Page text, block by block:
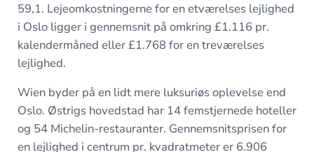
59,1. Lejeomkostningerne for en etværelses lejlighed
i Oslo ligger i gennemsnit på omkring £1.116 pr.
kalendermåned eller £1.768 for en treværelses
lejlighed.
Wien byder på en lidt mere luksuriøs oplevelse end
Oslo. Østrigs hovedstad har 14 femstjernede hoteller
og 54 Michelin-restauranter. Gennemsnitsprisen for
en lejlighed i centrum pr. kvadratmeter er 6.906